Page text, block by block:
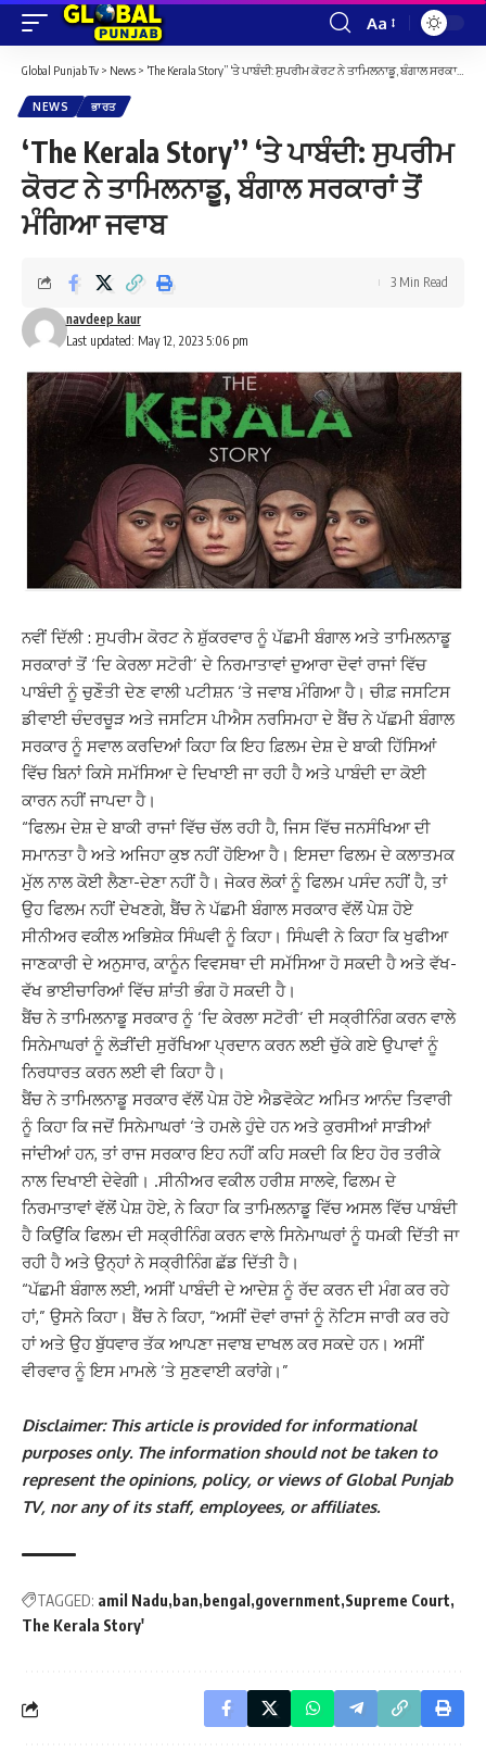
Font
Resizer
Aa
Global Punjab Tv > News > ‘The Kerala Story’’ ‘ਤੇ ਪਾਬੰਦੀ: ਸੁਪਰੀਮ ਕੋਰਟ ਨੇ ਤਾਮਿਲਨਾਡੂ, ਬੰਗਾਲ ਸਰਕਾਰਾਂ ਤੋਂ ਮੰਗਿਆ ਜਵਾਬ
NEWS ਭਾਰਤ
‘The Kerala Story’’ ‘ਤੇ ਪਾਬੰਦੀ: ਸੁਪਰੀਮ
ਕੋਰਟ ਨੇ ਤਾਮਿਲਨਾਡੂ, ਬੰਗਾਲ ਸਰਕਾਰਾਂ ਤੋਂ
ਮੰਗਿਆ ਜਵਾਬ
Last updated: May 12, 2023 5:06 pm
navdeep kaur
3 Min Read
ਨਵੀਂ ਦਿੱਲੀ : ਸੁਪਰੀਮ ਕੋਰਟ ਨੇ ਸ਼ੁੱਕਰਵਾਰ ਨੂੰ ਪੱਛਮੀ ਬੰਗਾਲ ਅਤੇ ਤਾਮਿਲਨਾਡੂ
ਸਰਕਾਰਾਂ ਤੋਂ ‘ਦਿ ਕੇਰਲਾ ਸਟੋਰੀ’ ਦੇ ਨਿਰਮਾਤਾਵਾਂ ਦੁਆਰਾ ਦੋਵਾਂ ਰਾਜਾਂ ਵਿੱਚ
ਪਾਬੰਦੀ ਨੂੰ ਚੁਣੌਤੀ ਦੇਣ ਵਾਲੀ ਪਟੀਸ਼ਨ ‘ਤੇ ਜਵਾਬ ਮੰਗਿਆ ਹੈ। ਚੀਫ਼ ਜਸਟਿਸ
ਡੀਵਾਈ ਚੰਦਰਚੂੜ ਅਤੇ ਜਸਟਿਸ ਪੀਐਸ ਨਰਸਿਮਹਾ ਦੇ ਬੈਂਚ ਨੇ ਪੱਛਮੀ ਬੰਗਾਲ
ਸਰਕਾਰ ਨੂੰ ਸਵਾਲ ਕਰਦਿਆਂ ਕਿਹਾ ਕਿ ਇਹ ਫ਼ਿਲਮ ਦੇਸ਼ ਦੇ ਬਾਕੀ ਹਿੱਸਿਆਂ
ਵਿੱਚ ਬਿਨਾਂ ਕਿਸੇ ਸਮੱਸਿਆ ਦੇ ਦਿਖਾਈ ਜਾ ਰਹੀ ਹੈ ਅਤੇ ਪਾਬੰਦੀ ਦਾ ਕੋਈ
ਕਾਰਨ ਨਹੀਂ ਜਾਪਦਾ ਹੈ।
“ਫਿਲਮ ਦੇਸ਼ ਦੇ ਬਾਕੀ ਰਾਜਾਂ ਵਿੱਚ ਚੱਲ ਰਹੀ ਹੈ, ਜਿਸ ਵਿੱਚ ਜਨਸੰਖਿਆ ਦੀ
ਸਮਾਨਤਾ ਹੈ ਅਤੇ ਅਜਿਹਾ ਕੁਝ ਨਹੀਂ ਹੋਇਆ ਹੈ। ਇਸਦਾ ਫਿਲਮ ਦੇ ਕਲਾਤਮਕ
ਮੁੱਲ ਨਾਲ ਕੋਈ ਲੈਣਾ-ਦੇਣਾ ਨਹੀਂ ਹੈ। ਜੇਕਰ ਲੋਕਾਂ ਨੂੰ ਫਿਲਮ ਪਸੰਦ ਨਹੀਂ ਹੈ, ਤਾਂ
ਉਹ ਫਿਲਮ ਨਹੀਂ ਦੇਖਣਗੇ, ਬੈਂਚ ਨੇ ਪੱਛਮੀ ਬੰਗਾਲ ਸਰਕਾਰ ਵੱਲੋਂ ਪੇਸ਼ ਹੋਏ
ਸੀਨੀਅਰ ਵਕੀਲ ਅਭਿਸ਼ੇਕ ਸਿੰਘਵੀ ਨੂੰ ਕਿਹਾ। ਸਿੰਘਵੀ ਨੇ ਕਿਹਾ ਕਿ ਖੁਫੀਆ
ਜਾਣਕਾਰੀ ਦੇ ਅਨੁਸਾਰ, ਕਾਨੂੰਨ ਵਿਵਸਥਾ ਦੀ ਸਮੱਸਿਆ ਹੋ ਸਕਦੀ ਹੈ ਅਤੇ ਵੱਖ-
ਵੱਖ ਭਾਈਚਾਰਿਆਂ ਵਿੱਚ ਸ਼ਾਂਤੀ ਭੰਗ ਹੋ ਸਕਦੀ ਹੈ।
ਬੈਂਚ ਨੇ ਤਾਮਿਲਨਾਡੂ ਸਰਕਾਰ ਨੂੰ ‘ਦਿ ਕੇਰਲਾ ਸਟੋਰੀ’ ਦੀ ਸਕ੍ਰੀਨਿੰਗ ਕਰਨ ਵਾਲੇ
ਸਿਨੇਮਾਘਰਾਂ ਨੂੰ ਲੋੜੀਂਦੀ ਸੁਰੱਖਿਆ ਪ੍ਰਦਾਨ ਕਰਨ ਲਈ ਚੁੱਕੇ ਗਏ ਉਪਾਵਾਂ ਨੂੰ
ਨਿਰਧਾਰਤ ਕਰਨ ਲਈ ਵੀ ਕਿਹਾ ਹੈ।
ਬੈਂਚ ਨੇ ਤਾਮਿਲਨਾਡੂ ਸਰਕਾਰ ਵੱਲੋਂ ਪੇਸ਼ ਹੋਏ ਐਡਵੋਕੇਟ ਅਮਿਤ ਆਨੰਦ ਤਿਵਾਰੀ
ਨੂੰ ਕਿਹਾ ਕਿ ਜਦੋਂ ਸਿਨੇਮਾਘਰਾਂ ‘ਤੇ ਹਮਲੇ ਹੁੰਦੇ ਹਨ ਅਤੇ ਕੁਰਸੀਆਂ ਸਾੜੀਆਂ
ਜਾਂਦੀਆਂ ਹਨ, ਤਾਂ ਰਾਜ ਸਰਕਾਰ ਇਹ ਨਹੀਂ ਕਹਿ ਸਕਦੀ ਕਿ ਇਹ ਹੋਰ ਤਰੀਕੇ
ਨਾਲ ਦਿਖਾਈ ਦੇਵੇਗੀ। .ਸੀਨੀਅਰ ਵਕੀਲ ਹਰੀਸ਼ ਸਾਲਵੇ, ਫਿਲਮ ਦੇ
ਨਿਰਮਾਤਾਵਾਂ ਵੱਲੋਂ ਪੇਸ਼ ਹੋਏ, ਨੇ ਕਿਹਾ ਕਿ ਤਾਮਿਲਨਾਡੂ ਵਿੱਚ ਅਸਲ ਵਿੱਚ ਪਾਬੰਦੀ
ਹੈ ਕਿਉਂਕਿ ਫਿਲਮ ਦੀ ਸਕ੍ਰੀਨਿੰਗ ਕਰਨ ਵਾਲੇ ਸਿਨੇਮਾਘਰਾਂ ਨੂੰ ਧਮਕੀ ਦਿੱਤੀ ਜਾ
ਰਹੀ ਹੈ ਅਤੇ ਉਨ੍ਹਾਂ ਨੇ ਸਕ੍ਰੀਨਿੰਗ ਛੱਡ ਦਿੱਤੀ ਹੈ।
“ਪੱਛਮੀ ਬੰਗਾਲ ਲਈ, ਅਸੀਂ ਪਾਬੰਦੀ ਦੇ ਆਦੇਸ਼ ਨੂੰ ਰੱਦ ਕਰਨ ਦੀ ਮੰਗ ਕਰ ਰਹੇ
ਹਾਂ,” ਉਸਨੇ ਕਿਹਾ। ਬੈਂਚ ਨੇ ਕਿਹਾ, “ਅਸੀਂ ਦੋਵਾਂ ਰਾਜਾਂ ਨੂੰ ਨੋਟਿਸ ਜਾਰੀ ਕਰ ਰਹੇ
ਹਾਂ ਅਤੇ ਉਹ ਬੁੱਧਵਾਰ ਤੱਕ ਆਪਣਾ ਜਵਾਬ ਦਾਖਲ ਕਰ ਸਕਦੇ ਹਨ। ਅਸੀਂ
ਵੀਰਵਾਰ ਨੂੰ ਇਸ ਮਾਮਲੇ ‘ਤੇ ਸੁਣਵਾਈ ਕਰਾਂਗੇ।”
Disclaimer: This article is provided for informational
purposes only. The information should not be taken to
represent the opinions, policy, or views of Global Punjab
TV, nor any of its staff, employees, or affiliates.
TAGGED: amil Nadu ban bengal government Supreme Court
The Kerala Story'